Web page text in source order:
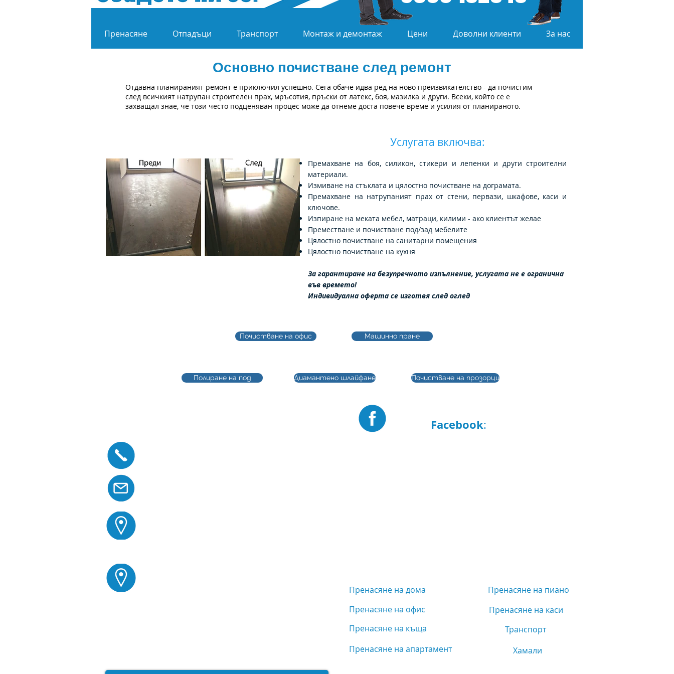
Пренасяне Отпадъци Транспорт Монтаж и демонтаж Цени Доволни клиенти За нас
Основно почистване след ремонт
Отдавна планираният ремонт е приключил успешно. Сега обаче идва ред на ново преизвикателство - да почистим
след всичкият натрупан строителен прах, мръсотия, пръски от латекс, боя, мазилка и други. Всеки, който се е
захващал знае, че този често подценяван процес може да отнеме доста повече време и усилия от планираното.
Услугата включва:
Премахване на боя, силикон, стикери и лепенки и други строителни
материали.
Измиване на стъклата и цялостно почистване на дограмата.
Премахване на натрупаният прах от стени, первази, шкафове, каси и
ключове.
Изпиране на меката мебел, матраци, килими - ако клиентът желае
Преместване и почистване под/зад мебелите
Цялостно почистване на санитарни помещения
Цялостно почистване на кухня
За гарантиране на безупречното изпълнение, услугата не е огранична
във времето!
Индивидуална оферта се изготвя след оглед
Почистване на офис Машинно пране
Полиране на под Диамантено шлайфане Почистване на прозорци
Facebook:
Пренасяне на дома
Пренасяне на офис
Пренасяне на къща
Пренасяне на апартамент
Пренасяне на пиано
Пренасяне на каси
Транспорт
Хамали